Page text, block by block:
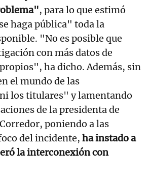
, para lo que estimó
haga pública" toda la
"No es posible que
con más datos de
ha dicho. Además, sin
el mundo de las
los titulares" y lamentando
de la presidenta de
poniendo a las
del incidente, ha instado a
la interconexión con